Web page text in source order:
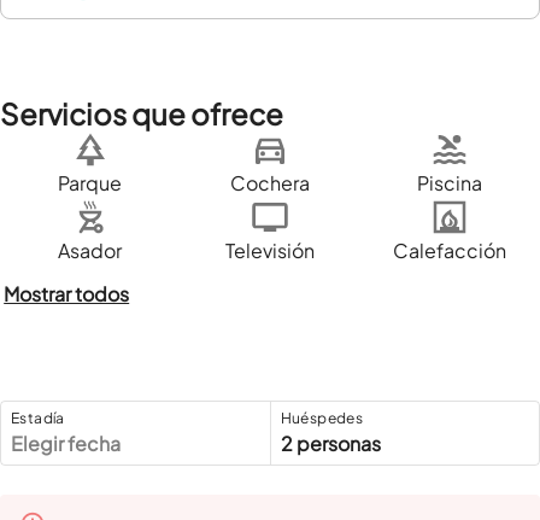
Servicios que ofrece
Parque Cochera Piscina
Asador Televisión
Calefacción
Mostrar todos
Estadía
Elegir fecha
Huéspedes
2 personas